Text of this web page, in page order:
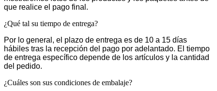
que realice el pago final.
¿Qué tal su tiempo de entrega?
Por lo general, el plazo de entrega es de 10 a 15 días
hábiles tras la recepción del pago por adelantado. El tiempo
de entrega específico depende de los artículos y la cantidad
del pedido.
¿Cuáles son sus condiciones de embalaje?